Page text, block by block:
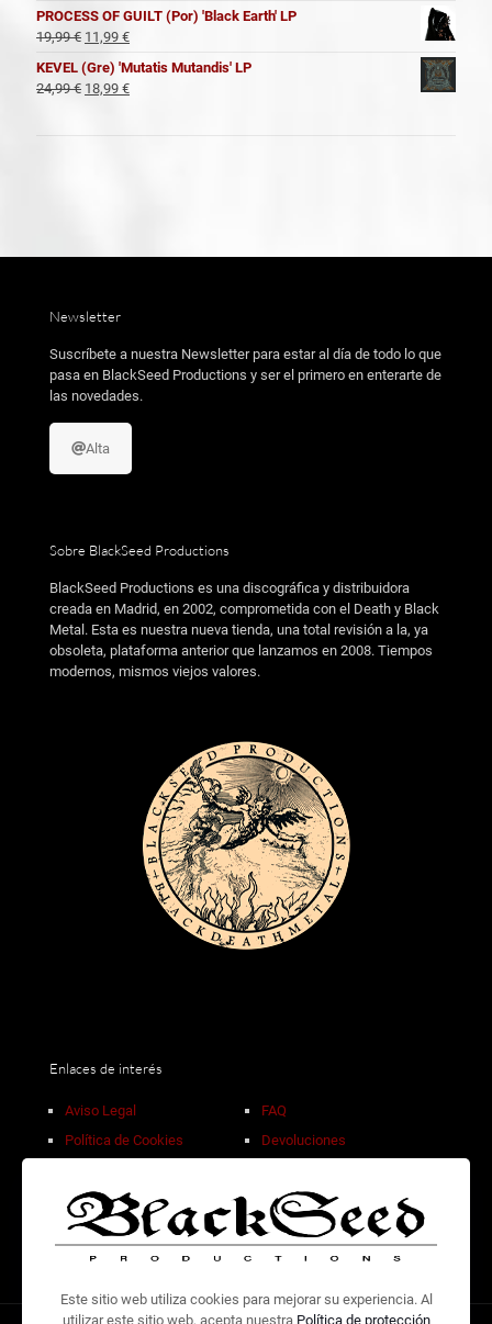
original
era:
19,99 €.
actual
es:
11,99 €.
PROCESS OF GUILT (Por) 'Black Earth' LP
19,99€ El
original
era:
11,99 €El
actual
es:
KEVEL (Gre) 'Mutatis Mutandis' LP
24,99€ El
18,99 €El
Newsletter
Suscríbete a nuestra Newsletter para estar al día de todo lo que
pasa en BlackSeed Productions y ser el primero en enterarte de
las novedades.
Alta
Sobre BlackSeed Productions
BlackSeed Productions es una discográfica y distribuidora
creada en Madrid, en 2002, comprometida con el Death y Black
Metal. Esta es nuestra nueva tienda, una total revisión a la, ya
obsoleta, plataforma anterior que lanzamos en 2008. Tiempos
modernos, mismos viejos valores.
Enlaces de interés
Aviso Legal
Política de Cookies
Condiciones de Venta
FAQ
Devoluciones
Contacto
Este sitio web utiliza cookies para mejorar su experiencia. Al
utilizar este sitio web, acepta nuestra Política de protección